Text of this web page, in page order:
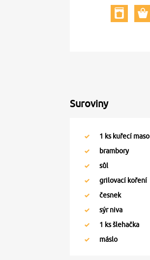
Suroviny
1 ks kuřecí maso
brambory
sůl
grilovací koření
česnek
sýr niva
1 ks šlehačka
máslo